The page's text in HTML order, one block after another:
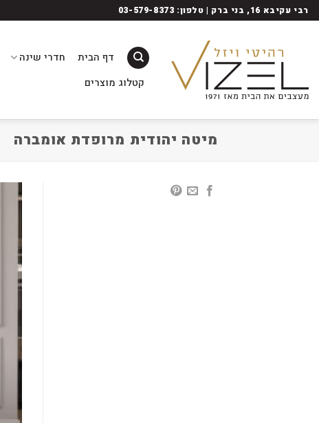
Skip
to
רבי עקיבא 16, בני ברק | טלפון: 03-579-8373
דף הבית חדרי שינה
קטלוג מוצרים
מיטה יהודית מרופדת אומברה